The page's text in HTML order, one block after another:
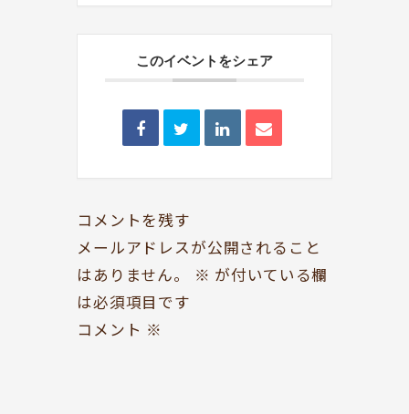
シェア型本屋
BOOKS
お知らせ のみもの・たべもの
開いてる？ ROCK & JAZZ
ドッグセラピー
KOKORO SUPPORT
このイベントをシェア
コメントを残す
メールアドレスが公開されること
はありません。
※ が付いている欄
は必須項目です
コメント ※